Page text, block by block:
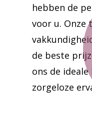
hebben de
voor u. Onze
de beste
ons de ideale
zorgeloze